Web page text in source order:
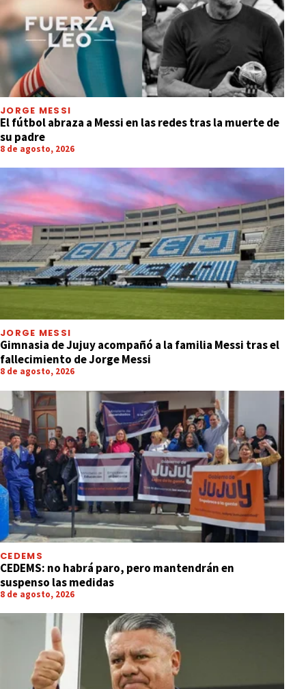
JORGE MESSI
El fútbol abraza a Messi en las redes tras la muerte de
su padre
8 de agosto, 2026
JORGE MESSI
Gimnasia de Jujuy acompañó a la familia Messi tras el
fallecimiento de Jorge Messi
8 de agosto, 2026
CEDEMS
CEDEMS: no habrá paro, pero mantendrán en
suspenso las medidas
8 de agosto, 2026